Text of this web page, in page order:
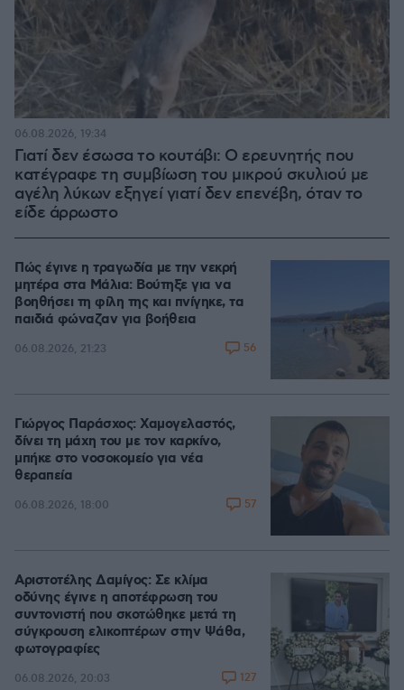
Γιατί δεν έσωσα το κουτάβι: Ο ερευνητής που
κατέγραφε τη συμβίωση του μικρού σκυλιού με
αγέλη λύκων εξηγεί γιατί δεν επενέβη, όταν το
είδε άρρωστο
06.08.2026, 19:34
Πώς έγινε η τραγωδία με την νεκρή
μητέρα στα Μάλια: Βούτηξε για να
βοηθήσει τη φίλη της και πνίγηκε, τα
παιδιά φώναζαν για βοήθεια
06.08.2026, 21:23 56
Γιώργος Παράσχος: Χαμογελαστός,
δίνει τη μάχη του με τον καρκίνο,
μπήκε στο νοσοκομείο για νέα
θεραπεία
06.08.2026, 18:00 57
Αριστοτέλης Δαμίγος: Σε κλίμα
οδύνης έγινε η αποτέφρωση του
συντονιστή που σκοτώθηκε μετά τη
σύγκρουση ελικοπτέρων στην Ψάθα,
φωτογραφίες
06.08.2026, 20:03 127